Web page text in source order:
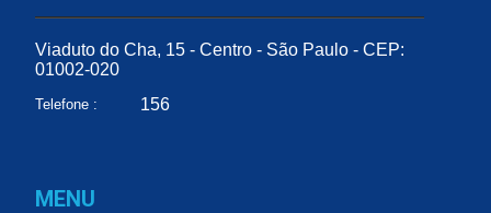
Viaduto do Cha, 15 - Centro - São Paulo - CEP:
01002-020
Telefone : 156
MENU